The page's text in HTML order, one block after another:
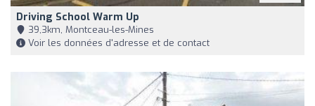
Driving School Warm Up
39,3km, Montceau-les-Mines
Voir les données d'adresse et de contact